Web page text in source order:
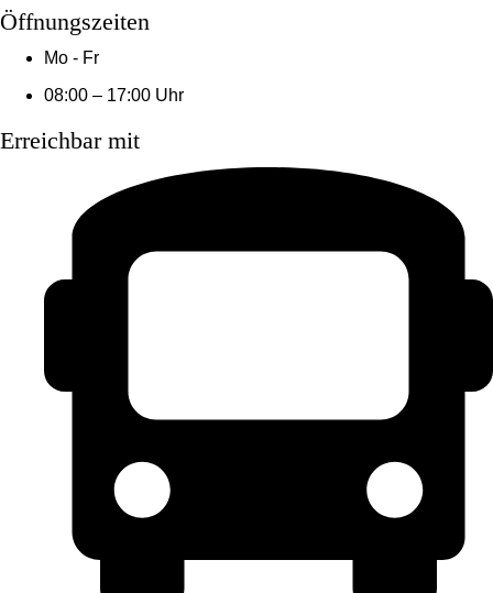
Öffnungszeiten
Mo - Fr
08:00 – 17:00 Uhr
Erreichbar mit